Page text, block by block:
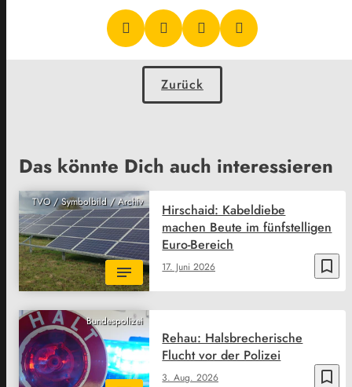
Zurück
Das könnte Dich auch interessieren
TVO / Symbolbild / Archiv
bookmark_border
17. Juni 2026
Hirschaid: Kabeldiebe
machen Beute im fünfstelligen
Euro-Bereich
Bundespolizei
bookmark_border
3. Aug. 2026
Rehau: Halsbrecherische
Flucht vor der Polizei